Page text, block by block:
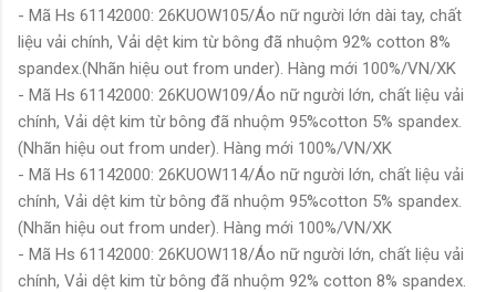
- Mã Hs 61142000: 26KUOW105/Áo nữ người lớn dài tay, chất
liệu vải chính, Vải dệt kim từ bông đã nhuộm 92% cotton 8%
spandex.(Nhãn hiệu out from under). Hàng mới 100%/VN/XK
- Mã Hs 61142000: 26KUOW109/Áo nữ người lớn, chất liệu vải
chính, Vải dệt kim từ bông đã nhuộm 95%cotton 5% spandex.
(Nhãn hiệu out from under). Hàng mới 100%/VN/XK
- Mã Hs 61142000: 26KUOW114/Áo nữ người lớn, chất liệu vải
chính, Vải dệt kim từ bông đã nhuộm 95%cotton 5% spandex.
(Nhãn hiệu out from under). Hàng mới 100%/VN/XK
- Mã Hs 61142000: 26KUOW118/Áo nữ người lớn, chất liệu vải
chính, Vải dệt kim từ bông đã nhuộm 92% cotton 8% spandex.